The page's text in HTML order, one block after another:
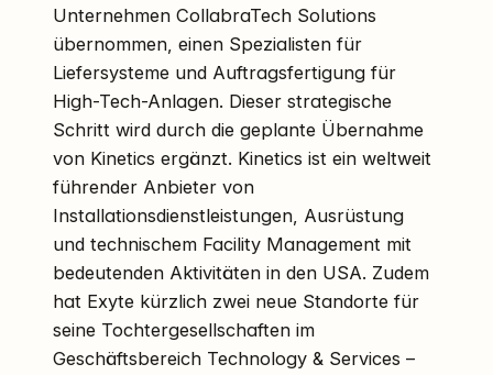
Unternehmen CollabraTech Solutions
übernommen, einen Spezialisten für
Liefersysteme und Auftragsfertigung für
High-Tech-Anlagen. Dieser strategische
Schritt wird durch die geplante Übernahme
von Kinetics ergänzt. Kinetics ist ein weltweit
führender Anbieter von
Installationsdienstleistungen, Ausrüstung
und technischem Facility Management mit
bedeutenden Aktivitäten in den USA. Zudem
hat Exyte kürzlich zwei neue Standorte für
seine Tochtergesellschaften im
Geschäftsbereich Technology & Services –